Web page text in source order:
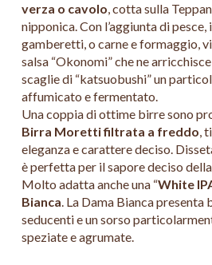
verza o cavolo, cotta sulla
nipponica. Con l’aggiunta di
gamberetti, o carne e formaggio,
salsa “Okonomi” che ne
scaglie di “katsuobushi” un
affumicato e fermentato.
Una coppia di ottime birre sono
Birra Moretti filtrata a freddo,
eleganza e carattere deciso.
è perfetta per il sapore deciso
Molto adatta anche una “White
Bianca. La Dama Bianca
seducenti e un sorso
speziate e agrumate.